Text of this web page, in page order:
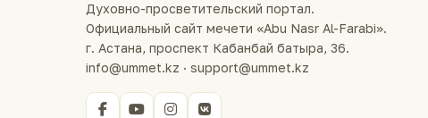
Духовно-просветительский портал.
Официальный сайт мечети «Abu Nasr Al-Farabi».
г. Астана, проспект Кабанбай батыра, 36.
info@ummet.kz · support@ummet.kz